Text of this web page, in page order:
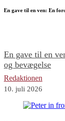
En gave til en ven: En
En gave til en
og bevægelse
Redaktionen
10. juli 2026